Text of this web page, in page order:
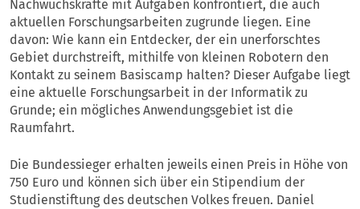
Nachwuchskräfte mit Aufgaben konfrontiert, die auch
aktuellen Forschungsarbeiten zugrunde liegen. Eine
davon: Wie kann ein Entdecker, der ein unerforschtes
Gebiet durchstreift, mithilfe von kleinen Robotern den
Kontakt zu seinem Basiscamp halten? Dieser Aufgabe liegt
eine aktuelle Forschungsarbeit in der Informatik zu
Grunde; ein mögliches Anwendungsgebiet ist die
Raumfahrt.
Die Bundessieger erhalten jeweils einen Preis in Höhe von
750 Euro und können sich über ein Stipendium der
Studienstiftung des deutschen Volkes freuen. Daniel